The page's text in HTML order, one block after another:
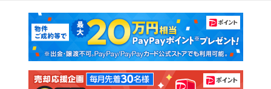
新築マンション 中古マンション
新築一戸建て 中古一戸建て
注文住宅 土地
マンションカタログ 教えて！住まいの先生